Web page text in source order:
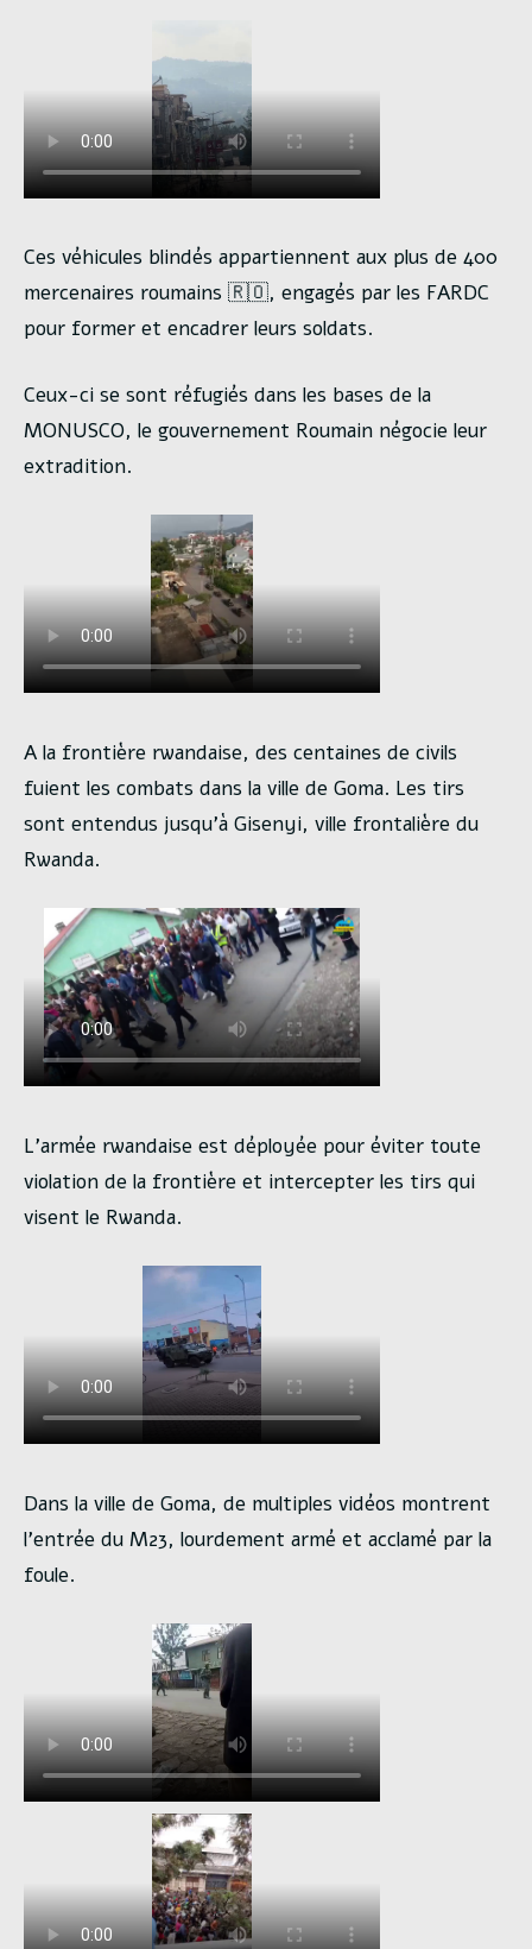
Ces véhicules blindés appartiennent aux plus de 400
mercenaires roumains 🇷🇴, engagés par les FARDC
pour former et encadrer leurs soldats.
Ceux-ci se sont réfugiés dans les bases de la
MONUSCO, le gouvernement Roumain négocie leur
extradition.
A la frontière rwandaise, des centaines de civils
fuient les combats dans la ville de Goma. Les tirs
sont entendus jusqu’à Gisenyi, ville frontalière du
Rwanda.
L’armée rwandaise est déployée pour éviter toute
violation de la frontière et intercepter les tirs qui
visent le Rwanda.
Dans la ville de Goma, de multiples vidéos montrent
l’entrée du M23, lourdement armé et acclamé par la
foule.